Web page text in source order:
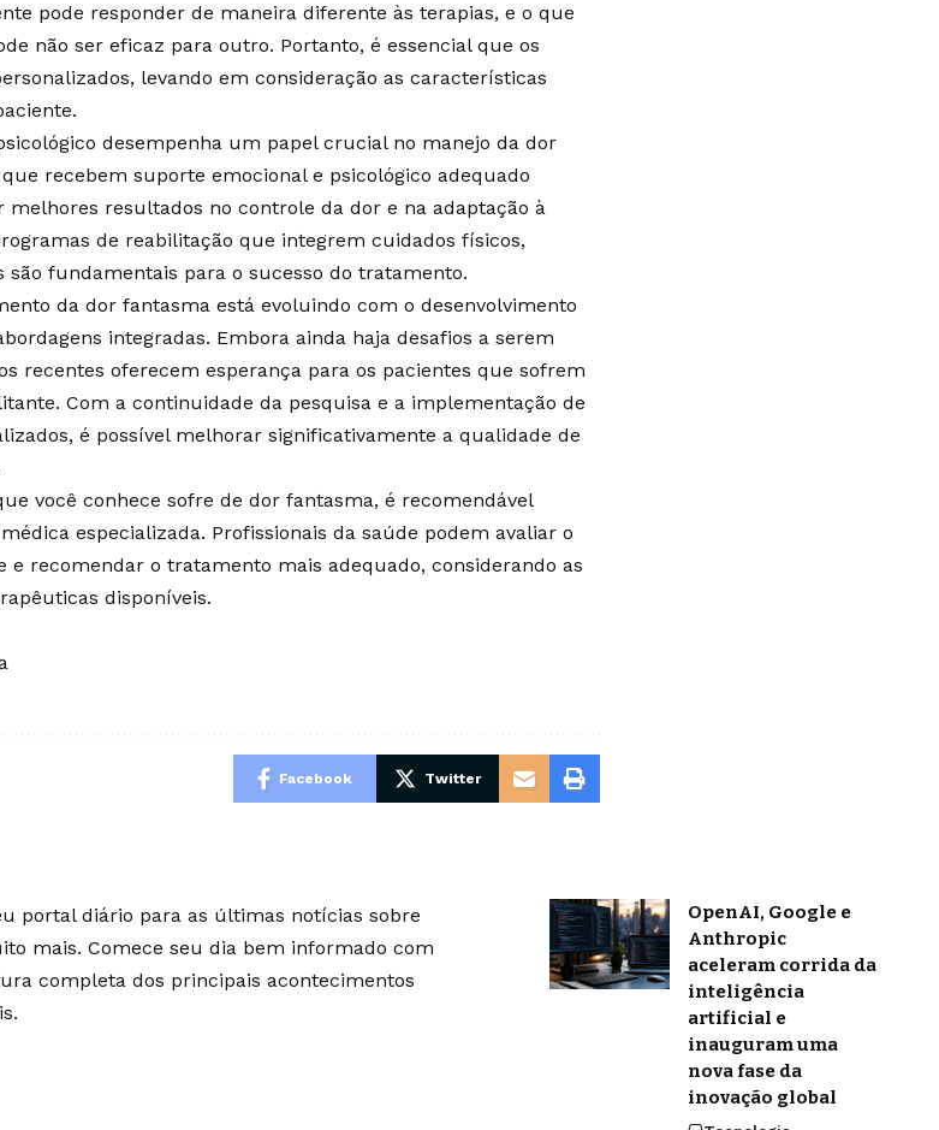
pode responder de maneira diferente às terapias, e o que
não ser eficaz para outro. Portanto, é essencial que os
levando em consideração as características
desempenha um papel crucial no manejo da dor
recebem suporte emocional e psicológico adequado
melhores resultados no controle da dor e na adaptação à
de reabilitação que integrem cuidados físicos,
são fundamentais para o sucesso do tratamento.
da dor fantasma está evoluindo com o desenvolvimento
integradas. Embora ainda haja desafios a serem
recentes oferecem esperança para os pacientes que sofrem
Com a continuidade da pesquisa e a implementação de
é possível melhorar significativamente a qualidade de
você conhece sofre de dor fantasma, é recomendável
especializada. Profissionais da saúde podem avaliar o
e recomendar o tratamento mais adequado, considerando as
disponíveis.
Facebook Twitter
portal diário para as últimas notícias sobre
mais. Comece seu dia bem informado com
completa dos principais acontecimentos
OpenAI, Google e
Anthropic
aceleram corrida da
inteligência
artificial e
inauguram uma
nova fase da
inovação global